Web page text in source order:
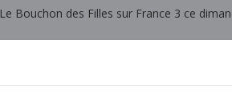
Le Bouchon des Filles sur France 3 ce